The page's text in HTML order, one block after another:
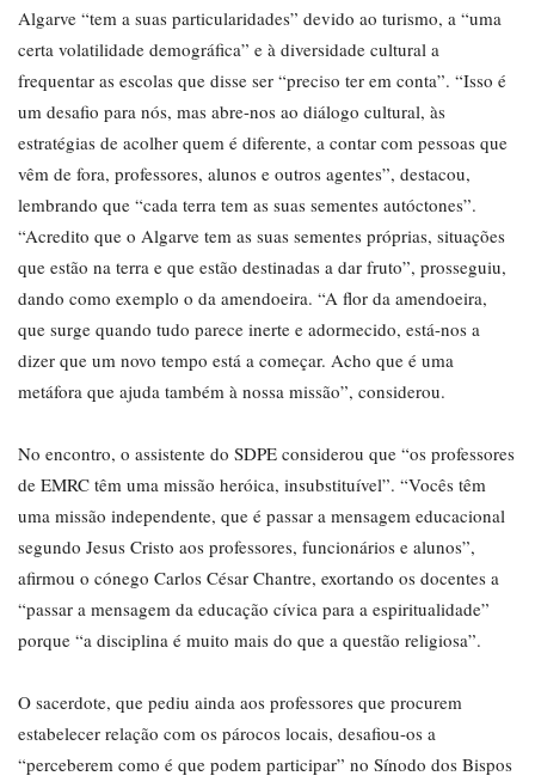
Algarve “tem a suas particularidades” devido ao turismo, a “uma
certa volatilidade demográfica” e à diversidade cultural a
frequentar as escolas que disse ser “preciso ter em conta”. “Isso é
um desafio para nós, mas abre-nos ao diálogo cultural, às
estratégias de acolher quem é diferente, a contar com pessoas que
vêm de fora, professores, alunos e outros agentes”, destacou,
lembrando que “cada terra tem as suas sementes autóctones”.
“Acredito que o Algarve tem as suas sementes próprias, situações
que estão na terra e que estão destinadas a dar fruto”, prosseguiu,
dando como exemplo o da amendoeira. “A flor da amendoeira,
que surge quando tudo parece inerte e adormecido, está-nos a
dizer que um novo tempo está a começar. Acho que é uma
metáfora que ajuda também à nossa missão”, considerou.
No encontro, o assistente do SDPE considerou que “os professores
de EMRC têm uma missão heróica, insubstituível”. “Vocês têm
uma missão independente, que é passar a mensagem educacional
segundo Jesus Cristo aos professores, funcionários e alunos”,
afirmou o cónego Carlos César Chantre, exortando os docentes a
“passar a mensagem da educação cívica para a espiritualidade”
porque “a disciplina é muito mais do que a questão religiosa”.
O sacerdote, que pediu ainda aos professores que procurem
estabelecer relação com os párocos locais, desafiou-os a
“perceberem como é que podem participar” no Sínodo dos Bispos